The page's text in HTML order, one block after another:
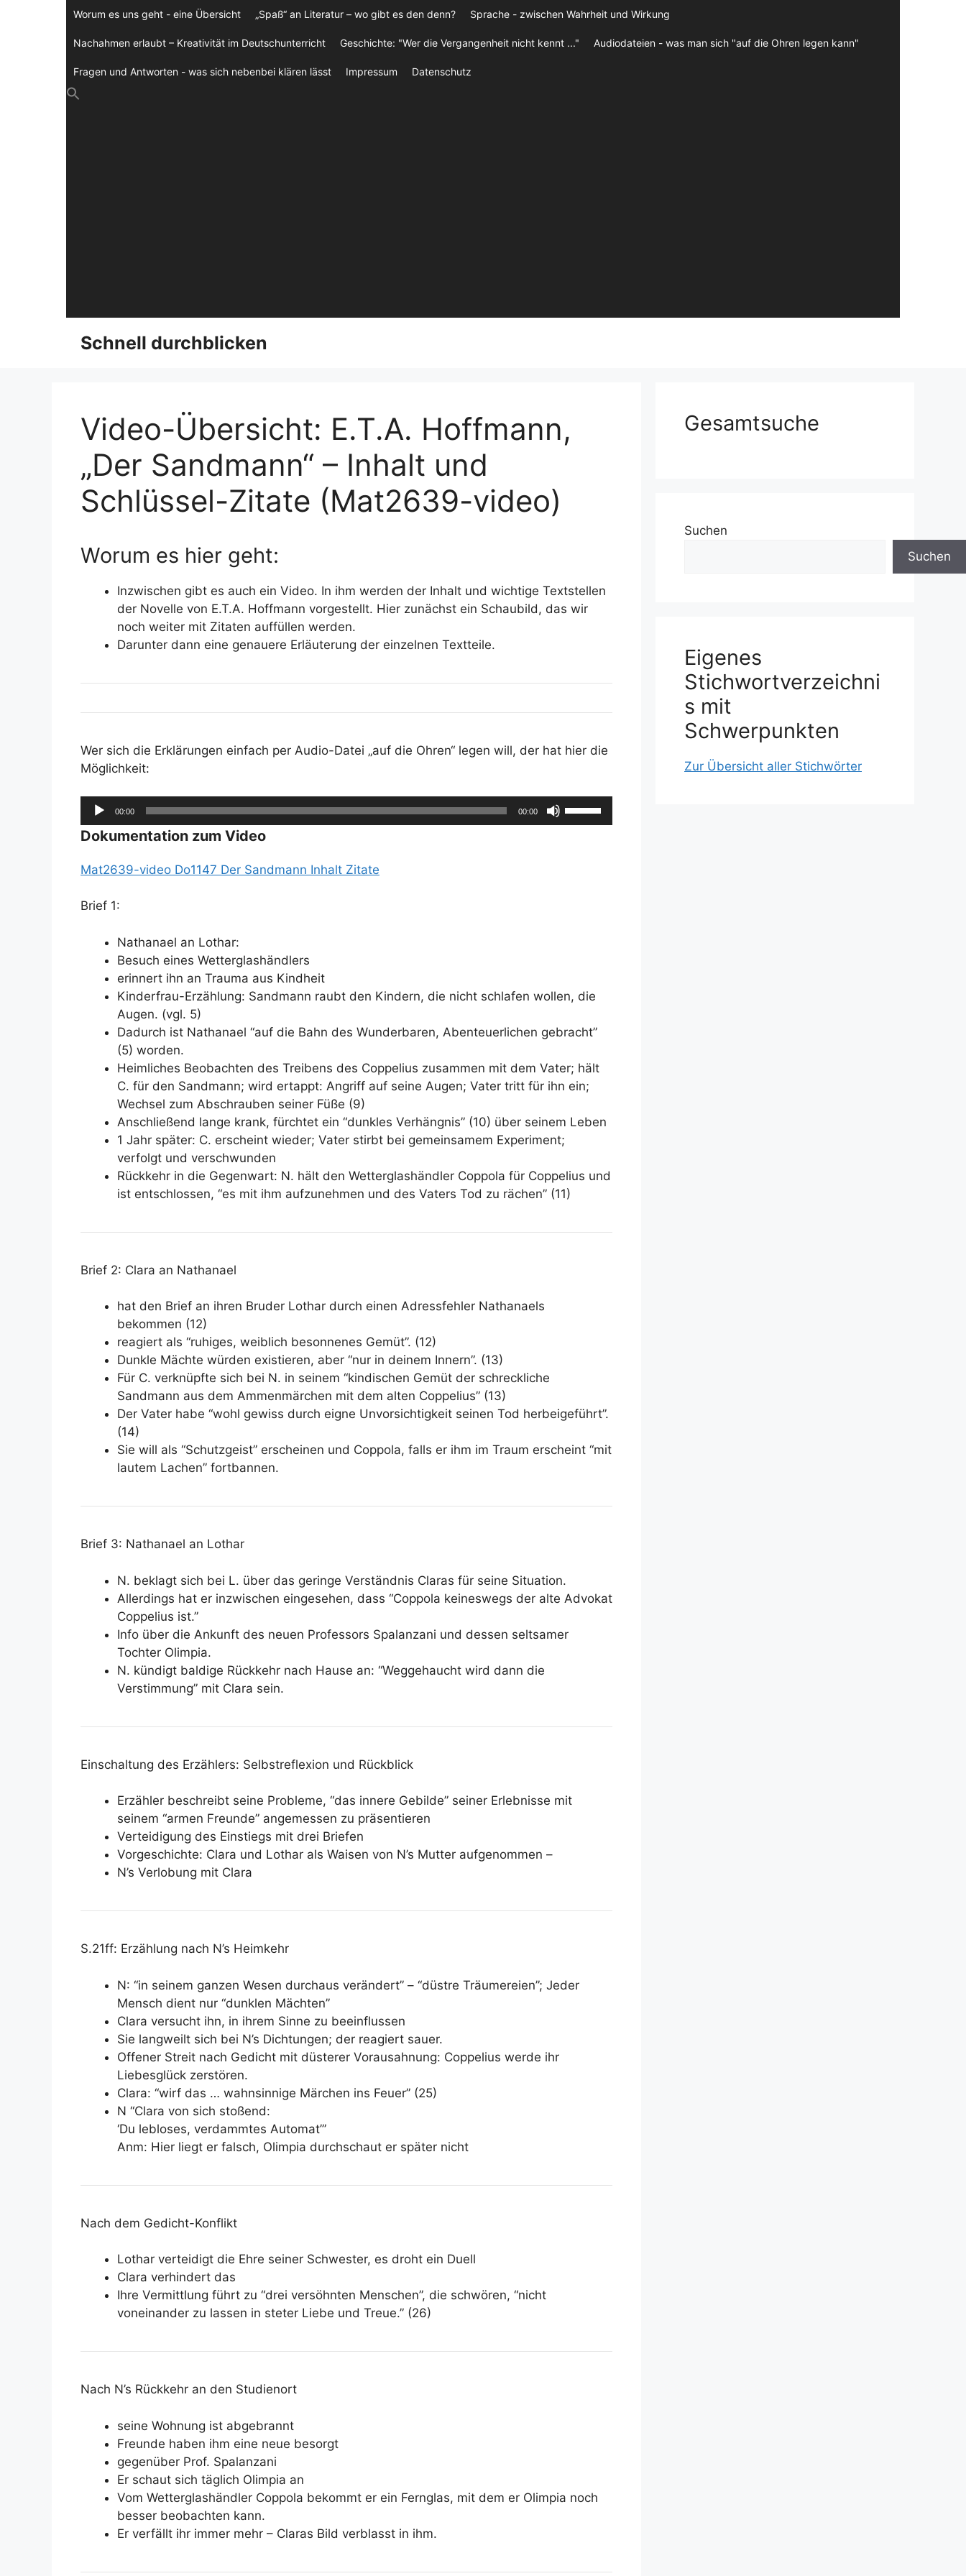
Worum es uns geht - eine Übersicht „Spaß“ an Literatur – wo gibt es den denn? Sprache - zwischen Wahrheit und Wirkung
Nachahmen erlaubt – Kreativität im Deutschunterricht Geschichte: "Wer die Vergangenheit nicht kennt ..." Audiodateien - was man sich "auf die Ohren legen kann"
Fragen und Antworten - was sich nebenbei klären lässt Impressum Datenschutz
Schnell durchblicken
Video-Übersicht: E.T.A. Hoffmann,
„Der Sandmann“ – Inhalt und
Schlüssel-Zitate (Mat2639-video)
Worum es hier geht:
Inzwischen gibt es auch ein Video. In ihm werden der Inhalt und wichtige Textstellen
der Novelle von E.T.A. Hoffmann vorgestellt. Hier zunächst ein Schaubild, das wir
noch weiter mit Zitaten auffüllen werden.
Darunter dann eine genauere Erläuterung der einzelnen Textteile.
Wer sich die Erklärungen einfach per Audio-Datei „auf die Ohren“ legen will, der hat hier die
Möglichkeit:
Audio-
Player
00:00 00:00
Hoch/Runter
Dokumentation zum Video
Mat2639-video Do1147 Der Sandmann Inhalt Zitate
Brief 1:
Nathanael an Lothar:
Besuch eines Wetterglashändlers
erinnert ihn an Trauma aus Kindheit
Kinderfrau-Erzählung: Sandmann raubt den Kindern, die nicht schlafen wollen, die
Augen. (vgl. 5)
Dadurch ist Nathanael “auf die Bahn des Wunderbaren, Abenteuerlichen gebracht”
(5) worden.
Heimliches Beobachten des Treibens des Coppelius zusammen mit dem Vater; hält
C. für den Sandmann; wird ertappt: Angriff auf seine Augen; Vater tritt für ihn ein;
Wechsel zum Abschrauben seiner Füße (9)
Anschließend lange krank, fürchtet ein “dunkles Verhängnis” (10) über seinem Leben
1 Jahr später: C. erscheint wieder; Vater stirbt bei gemeinsamem Experiment;
verfolgt und verschwunden
Rückkehr in die Gegenwart: N. hält den Wetterglashändler Coppola für Coppelius und
ist entschlossen, “es mit ihm aufzunehmen und des Vaters Tod zu rächen” (11)
Brief 2: Clara an Nathanael
hat den Brief an ihren Bruder Lothar durch einen Adressfehler Nathanaels
bekommen (12)
reagiert als “ruhiges, weiblich besonnenes Gemüt”. (12)
Dunkle Mächte würden existieren, aber “nur in deinem Innern”. (13)
Für C. verknüpfte sich bei N. in seinem “kindischen Gemüt der schreckliche
Sandmann aus dem Ammenmärchen mit dem alten Coppelius” (13)
Der Vater habe “wohl gewiss durch eigne Unvorsichtigkeit seinen Tod herbeigeführt”.
(14)
Sie will als “Schutzgeist” erscheinen und Coppola, falls er ihm im Traum erscheint “mit
lautem Lachen” fortbannen.
Brief 3: Nathanael an Lothar
N. beklagt sich bei L. über das geringe Verständnis Claras für seine Situation.
Allerdings hat er inzwischen eingesehen, dass “Coppola keineswegs der alte Advokat
Coppelius ist.”
Info über die Ankunft des neuen Professors Spalanzani und dessen seltsamer
Tochter Olimpia.
N. kündigt baldige Rückkehr nach Hause an: “Weggehaucht wird dann die
Verstimmung” mit Clara sein.
Einschaltung des Erzählers: Selbstreflexion und Rückblick
Erzähler beschreibt seine Probleme, “das innere Gebilde” seiner Erlebnisse mit
seinem “armen Freunde” angemessen zu präsentieren
Verteidigung des Einstiegs mit drei Briefen
Vorgeschichte: Clara und Lothar als Waisen von N’s Mutter aufgenommen –
N’s Verlobung mit Clara
S.21ff: Erzählung nach N’s Heimkehr
N: “in seinem ganzen Wesen durchaus verändert” – “düstre Träumereien”; Jeder
Mensch dient nur “dunklen Mächten”
Clara versucht ihn, in ihrem Sinne zu beeinflussen
Sie langweilt sich bei N’s Dichtungen; der reagiert sauer.
Offener Streit nach Gedicht mit düsterer Vorausahnung: Coppelius werde ihr
Liebesglück zerstören.
Clara: “wirf das … wahnsinnige Märchen ins Feuer” (25)
N “Clara von sich stoßend:
‘Du lebloses, verdammtes Automat’”
Anm: Hier liegt er falsch, Olimpia durchschaut er später nicht
Nach dem Gedicht-Konflikt
Lothar verteidigt die Ehre seiner Schwester, es droht ein Duell
Clara verhindert das
Ihre Vermittlung führt zu “drei versöhnten Menschen”, die schwören, “nicht
voneinander zu lassen in steter Liebe und Treue.” (26)
Nach N’s Rückkehr an den Studienort
seine Wohnung ist abgebrannt
Freunde haben ihm eine neue besorgt
gegenüber Prof. Spalanzani
Er schaut sich täglich Olimpia an
Vom Wetterglashändler Coppola bekommt er ein Fernglas, mit dem er Olimpia noch
besser beobachten kann.
Er verfällt ihr immer mehr – Claras Bild verblasst in ihm.
Gesamtsuche
Suchen
Suchen
Eigenes
Stichwortverzeichni
s mit
Schwerpunkten
Zur Übersicht aller Stichwörter